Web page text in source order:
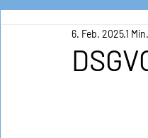
6. Feb. 20251